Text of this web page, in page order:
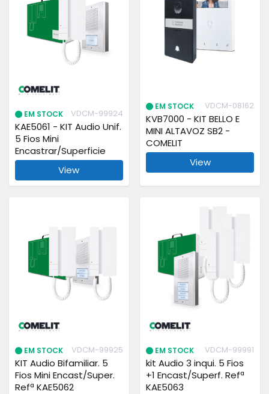
EM STOCK VDCM-99924
KAE5061 - KIT Audio Unif.
5 Fios Mini
Encastrar/Superficie
View
EM STOCK VDCM-08162
KVB7000 - KIT BELLO E
MINI ALTAVOZ SB2 -
COMELIT
View
EM STOCK VDCM-99925
KIT Audio Bifamiliar. 5
Fios Mini Encast/Super.
Refª KAE5062
EM STOCK VDCM-99991
kit Audio 3 inqui. 5 Fios
+1 Encast/Superf. Refª
KAE5063